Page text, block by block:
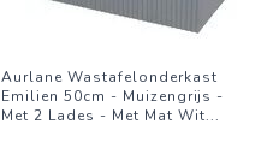
Aurlane Wastafelonderkast
Emilien 50cm - Muizengrijs -
Met 2 Lades - Met Mat Wit...